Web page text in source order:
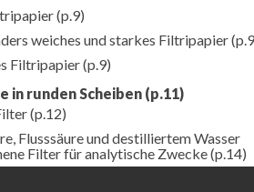
(p.9)
weiches und starkes Filtripapier
Filtripapier(p.9)
in runden Scheiben (p.11)
(p.12)
Flusssäure und destilliertem Wasser
Filter für analytische Zwecke(p.14)